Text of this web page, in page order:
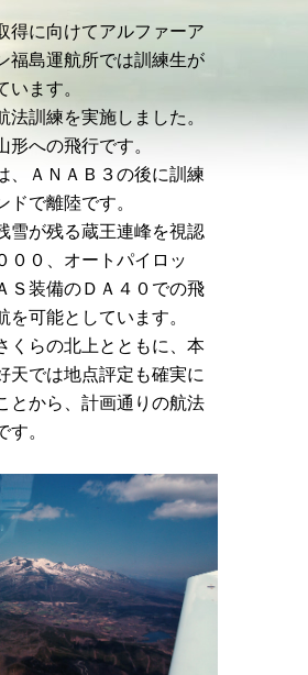
得に向けてアルファーア
福島運航所では訓練生が
います。
法訓練を実施しました。
形への飛行です。
、ＡＮＡＢ３の後に訓練
ドで離陸です。
雪が残る蔵王連峰を視認
００、オートパイロッ
Ｓ装備のＤＡ４０での飛
を可能としています。
くらの北上とともに、本
天では地点評定も確実に
とから、計画通りの航法
す。